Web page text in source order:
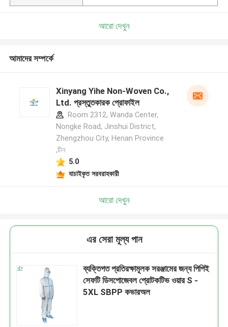
আরো দেখুন
আমাদের সম্পর্কে
Xinyang Yihe Non-Woven Co.,
Ltd. প্রস্তুতকারক প্রোফাইল
Room 2312, Wanda Center,
Nongke Road, Jinshui District,
Zhengzhou City, Henan Province
,চীন
5.0
যাচাইকৃত সরবরাহকারী
আরো দেখুন
এর সেরা মূল্য পান
ব্যক্তিগত প্রতিরক্ষামূলক সরঞ্জামের জন্য পিপিই
সেফটি ডিসপোজেবল প্রোটকটিভ ওয়ার S -
5XL SBPP কভারঅল